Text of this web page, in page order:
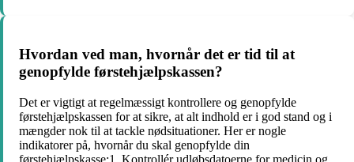
Hvordan ved man, hvornår det er tid til at
genopfylde førstehjælpskassen?
Det er vigtigt at regelmæssigt kontrollere og genopfylde
førstehjælpskassen for at sikre, at alt indhold er i god stand og i
mængder nok til at tackle nødsituationer. Her er nogle
indikatorer på, hvornår du skal genopfylde din